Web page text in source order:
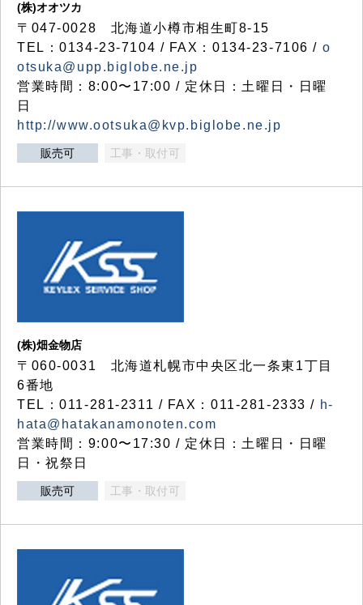
(株)オオツカ
〒047-0028 北海道小樽市相生町8-15
TEL：0134-23-7104 / FAX：0134-23-7106 / o
otsuka@upp.biglobe.ne.jp
営業時間：8:00〜17:00 / 定休日：土曜日・日曜
日
http://www.ootsuka@kvp.biglobe.ne.jp
販売可 工事・取付可
(株)畑金物店
〒060-0031 北海道札幌市中央区北一条東1丁目
6番地
TEL：011-281-2311 / FAX：011-281-2333 / h-
hata@hatakanamonoten.com
営業時間：9:00〜17:30 / 定休日：土曜日・日曜
日・祝祭日
販売可 工事・取付可